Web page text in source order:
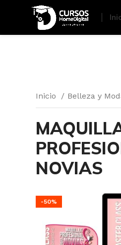
Inicio Belleza y
NOVIAS
-50%